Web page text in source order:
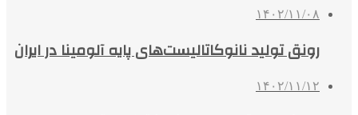
۱۴۰۲/۱۱/۰۸
رونق تولید نانوکاتالیست‌های پایه آلومینا در ایران
۱۴۰۲/۱۱/۱۲